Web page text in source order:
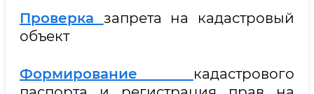
Проверка запрета на кадастровый
объект
Формирование кадастрового